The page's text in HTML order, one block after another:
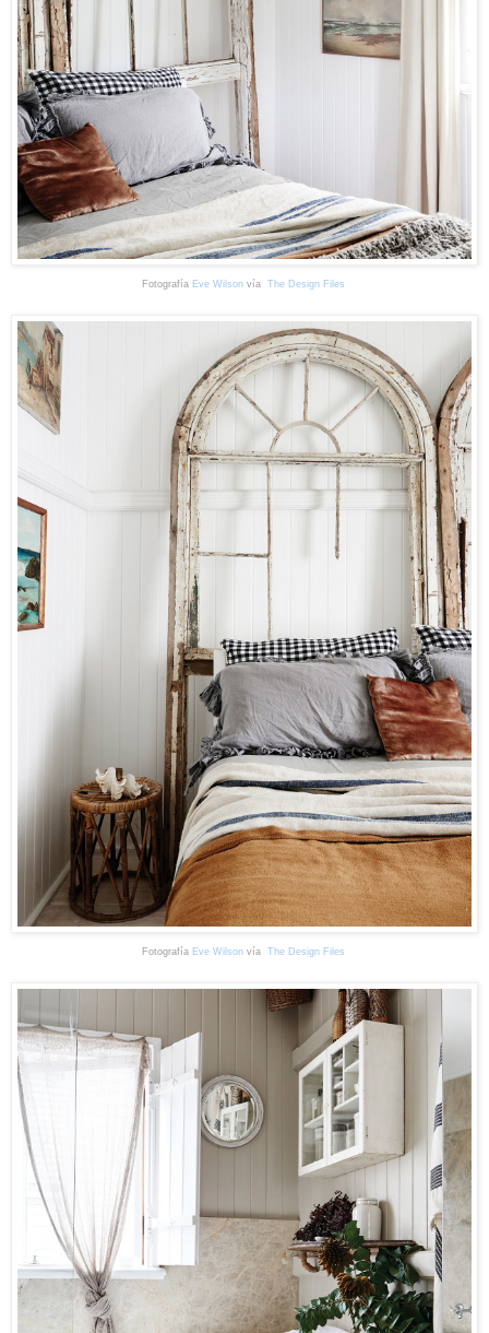
Fotografía Eve Wilson vía The Design Files
Fotografía Eve Wilson vía The Design Files